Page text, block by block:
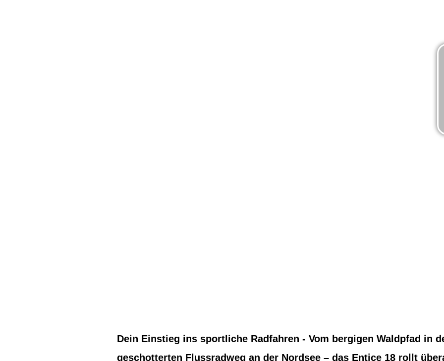
Dein Einstieg ins sportliche Radfahren - Vom bergigen Waldpfad in
geschotterten Flussradweg an der Nordsee – das Entice 18 rollt